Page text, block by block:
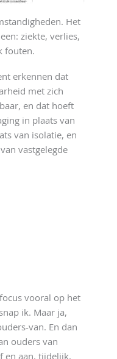
Het
ziekte, verlies,
fouten.
erkennen dat
met zich
en dat hoeft
in plaats van
van isolatie, en
vastgelegde
vooral op het
ik. Maar ja,
van. En dan
ouders van
en aan, tijdelijk,